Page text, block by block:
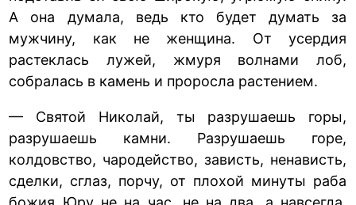
А она думала, ведь кто будет думать за
мужчину, как не женщина. От усердия
растеклась лужей, жмуря волнами лоб,
собралась в камень и проросла растением.
— Святой Николай, ты разрушаешь горы,
разрушаешь камни. Разрушаешь горе,
колдовство, чародейство, зависть, ненависть,
сделки, сглаз, порчу, от плохой минуты раба